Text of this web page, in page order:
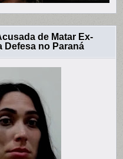
de Matar Ex-
Defesa no Paraná